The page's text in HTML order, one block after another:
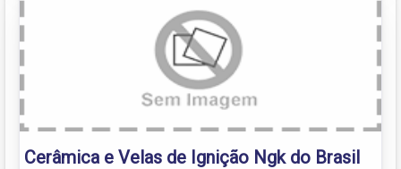
Cerâmica e Velas de Ignição Ngk do Brasil